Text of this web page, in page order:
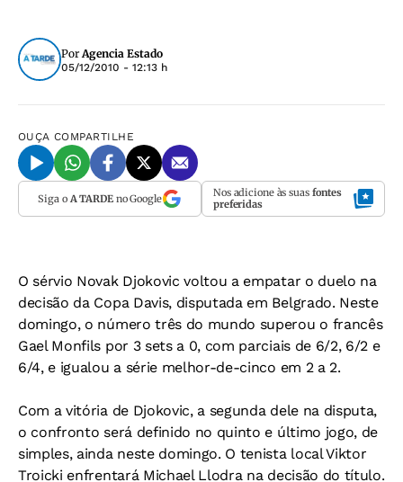
PorAgencia Estado
05/12/2010 - 12:13 h
OUÇA COMPARTILHE
Siga o A TARDEno Google Nos adicione às suas fontes
preferidas
O sérvio Novak Djokovic voltou a empatar o duelo na
decisão da Copa Davis, disputada em Belgrado. Neste
domingo, o número três do mundo superou o francês
Gael Monfils por 3 sets a 0, com parciais de 6/2, 6/2 e
6/4, e igualou a série melhor-de-cinco em 2 a 2.
Com a vitória de Djokovic, a segunda dele na disputa,
o confronto será definido no quinto e último jogo, de
simples, ainda neste domingo. O tenista local Viktor
Troicki enfrentará Michael Llodra na decisão do título.